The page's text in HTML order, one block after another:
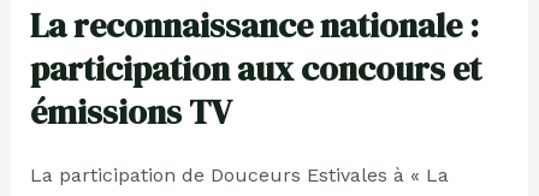
La reconnaissance nationale :
participation aux concours et
émissions TV
La participation de Douceurs Estivales à « La